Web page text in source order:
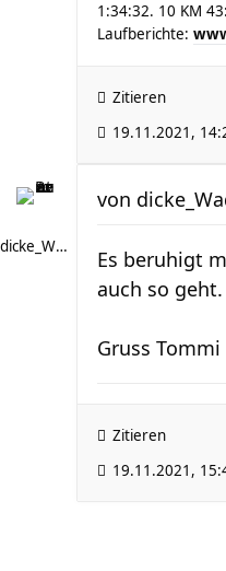
1:34:32. 10 KM
Laufberichte:
Zitieren
19.11.2021,
dicke_Wade
von
Es beruhigt
auch so geht.
Gruss Tommi
Zitieren
19.11.2021,